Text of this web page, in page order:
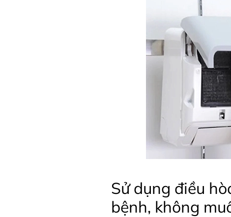
Sử dụng điều
bệnh, không